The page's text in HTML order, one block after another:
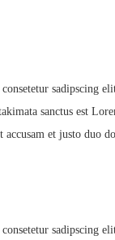
sadipscing
sanctus est
et justo duo
sadipscing